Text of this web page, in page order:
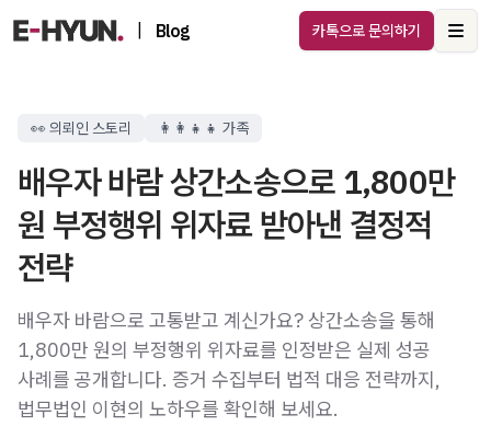
Blog 카톡으로 문의하기
👀 의뢰인 스토리 👩‍👩‍👧‍👧 가족
배우자 바람 상간소송으로 1,800만
원 부정행위 위자료 받아낸 결정적
전략
배우자 바람으로 고통받고 계신가요? 상간소송을 통해
1,800만 원의 부정행위 위자료를 인정받은 실제 성공
사례를 공개합니다. 증거 수집부터 법적 대응 전략까지,
법무법인 이현의 노하우를 확인해 보세요.